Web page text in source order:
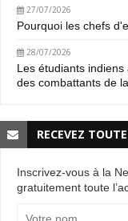
27/07/2026
Pourquoi les chefs
28/07/2026
Les étudiants
des combattants de
RECEVEZ
Inscrivez-vous à la
gratuitement toute